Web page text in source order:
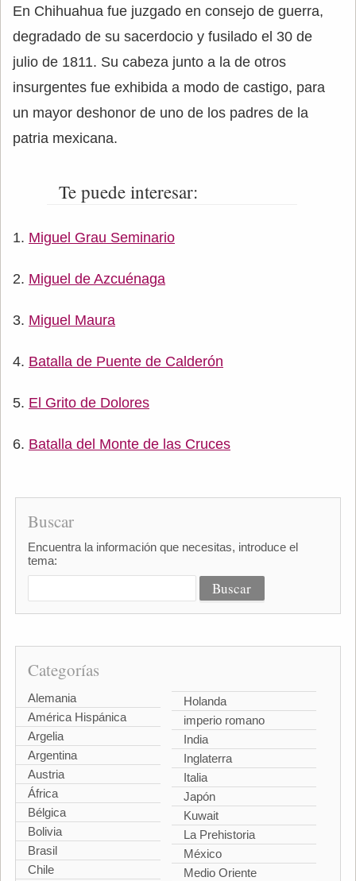
En Chihuahua fue juzgado en consejo de guerra,
degradado de su sacerdocio y fusilado el 30 de
julio de 1811. Su cabeza junto a la de otros
insurgentes fue exhibida a modo de castigo, para
un mayor deshonor de uno de los padres de la
patria mexicana.
Te puede interesar:
Miguel Grau Seminario
Miguel de Azcuénaga
Miguel Maura
Batalla de Puente de Calderón
El Grito de Dolores
Batalla del Monte de las Cruces
Buscar
Encuentra la información que necesitas, introduce el
tema:
Categorías
Alemania
América Hispánica
Argelia
Argentina
Austria
África
Bélgica
Bolivia
Brasil
Chile
Holanda
imperio romano
India
Inglaterra
Italia
Japón
Kuwait
La Prehistoria
México
Medio Oriente